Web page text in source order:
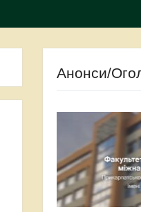
Анонси/